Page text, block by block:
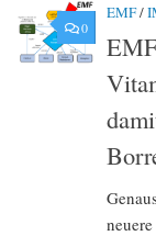
0
EMF/